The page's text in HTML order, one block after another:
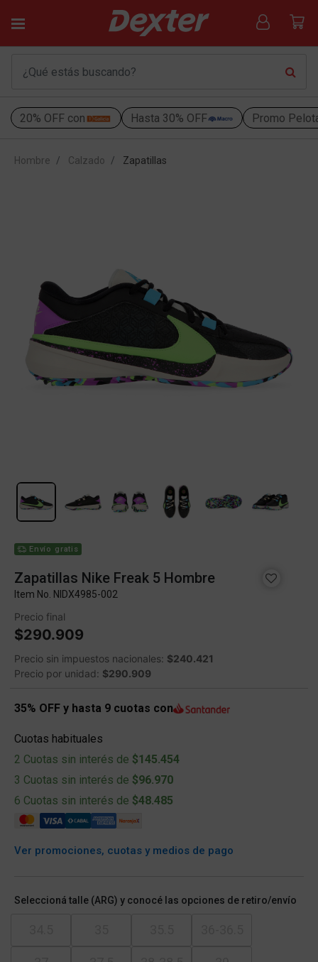
20% OFF con Hasta 30% OFF Promo
Hombre Calzado Zapatillas
Envío gratis
Zapatillas Nike Freak 5 Hombre
Item No. NIDX4985-002
Precio final
$290.909
Precio sin impuestos nacionales: $240.421
Precio por unidad: $290.909
35% OFF y hasta 9 cuotas con
Cuotas habituales
2 Cuotas sin interés de $145.454
3 Cuotas sin interés de $96.970
6 Cuotas sin interés de $48.485
Ver promociones, cuotas y medios de pago
Seleccioná talle (ARG) y conocé las opciones de retiro/envío